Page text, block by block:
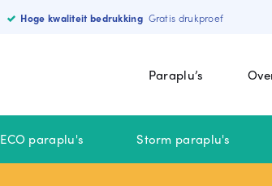
Hoge kwaliteit bedrukking Gratis drukproef
Paraplu’s
ECO paraplu's Storm paraplu's